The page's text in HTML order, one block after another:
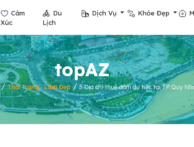
Cảm
Xúc
Du
Lịch
Dịch Vụ Khỏe Đẹp
topAZ
/Thời Trang - Làm Đẹp/5 Địa chỉ thuê đầm dự tiệc tại TP.Quy